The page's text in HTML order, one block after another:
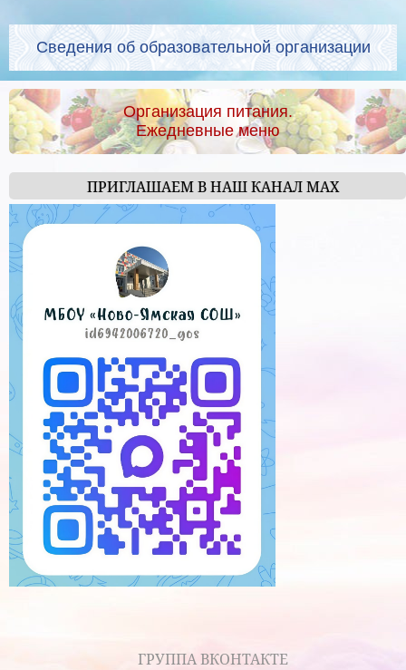
Сведения об образовательной организации
Организация питания.
Ежедневные меню
ПРИГЛАШАЕМ В НАШ КАНАЛ МАХ
ГРУППА ВКОНТАКТЕ